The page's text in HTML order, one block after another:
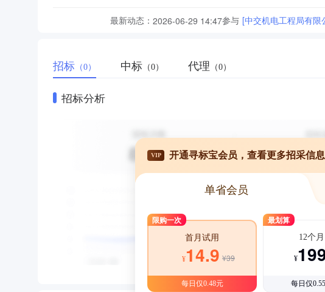
最新动态： 2026-06-29 14:47参与 [中交机电工程局有
招标 （0） 中标 （0） 代理 （0）
招标分析
VIP 开通寻标宝会员，查看更多招采信息
单省会员
限购一次
首月试用
¥14.9 ¥39
每日仅0.48元
最划算
12个月
¥
每日仅